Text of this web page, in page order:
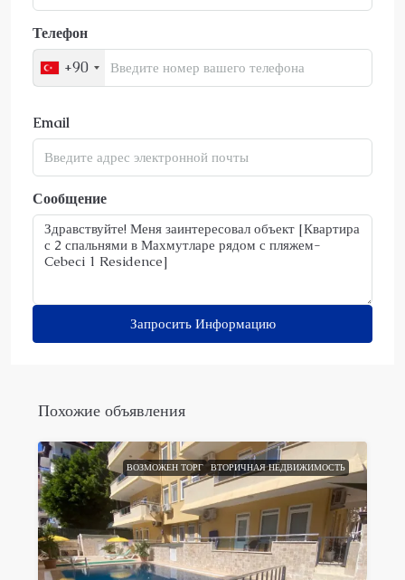
Телефон
+90
Email
Сообщение
Запросить Информацию
Похожие объявления
ВОЗМОЖЕН ТОРГ ВТОРИЧНАЯ НЕДВИЖИМОСТЬ